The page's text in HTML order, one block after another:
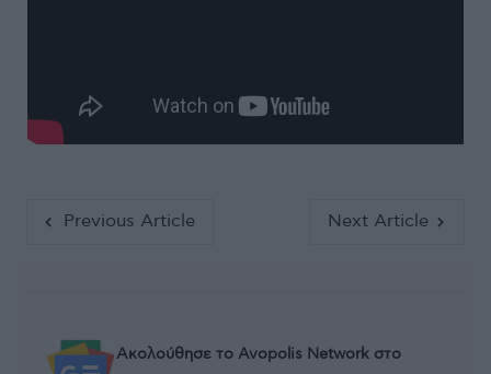
Previous Article Next Article
Ακολούθησε το Avopolis Network στο